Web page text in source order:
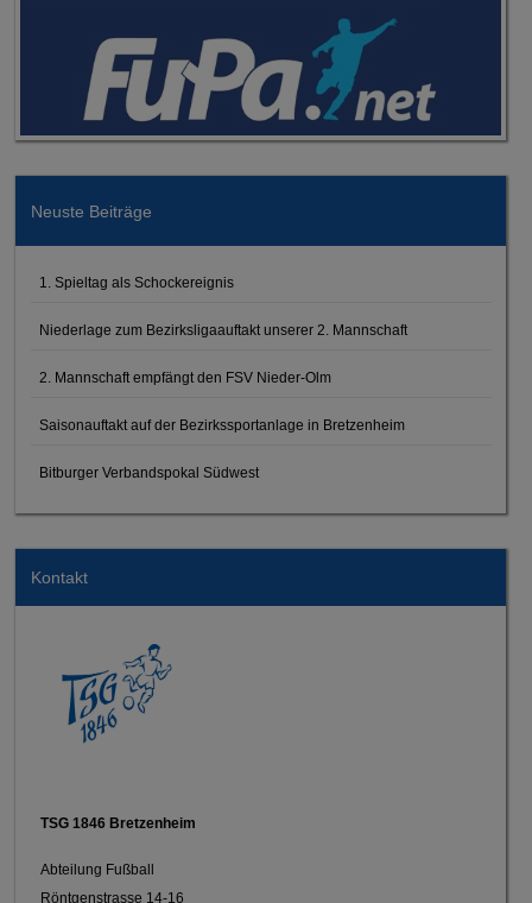
Neuste Beiträge
1. Spieltag als Schockereignis
Niederlage zum Bezirksligaauftakt unserer 2. Mannschaft
2. Mannschaft empfängt den FSV Nieder-Olm
Saisonauftakt auf der Bezirkssportanlage in Bretzenheim
Bitburger Verbandspokal Südwest
Kontakt
TSG 1846 Bretzenheim
Abteilung Fußball
Röntgenstrasse 14-16